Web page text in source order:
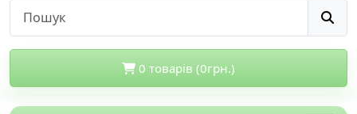
0 товарів (0грн.)